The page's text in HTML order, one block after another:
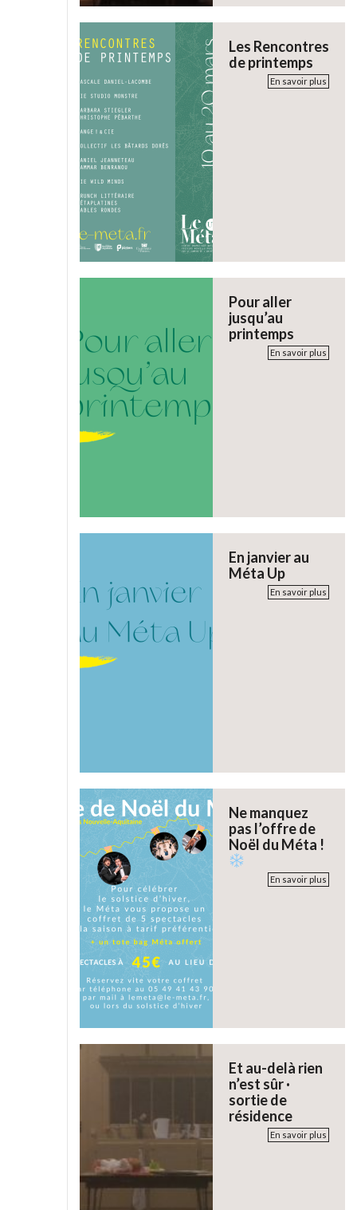
Les Rencontres
de printemps
En savoir plus
Pour aller
jusqu’au
printemps
En savoir plus
En janvier au
Méta Up
En savoir plus
Ne manquez
pas l’offre de
Noël du Méta !
En savoir plus
Et au-delà rien
n’est sûr ·
sortie de
résidence
En savoir plus